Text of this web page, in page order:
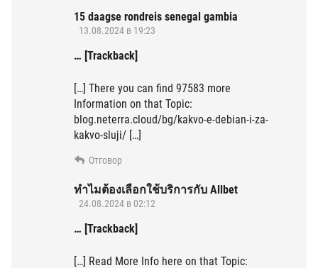
15 daagse rondreis senegal gambia
13.08.2024 в 19:23
… [Trackback]
[…] There you can find 97583 more
Information on that Topic:
blog.neterra.cloud/bg/kakvo-e-debian-i-za-
kakvo-sluji/ […]
Отговор
ทำไมต้องเลือกใช้บริการกับ Allbet
24.08.2024 в 02:12
… [Trackback]
[…] Read More Info here on that Topic: